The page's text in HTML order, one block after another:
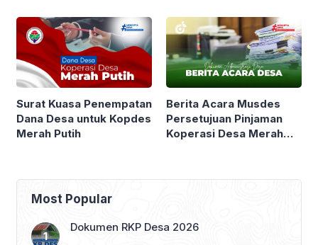
Surat Kuasa Penempatan
Dana Desa untuk Kopdes
Merah Putih
Berita Acara Musdes
Persetujuan Pinjaman
Koperasi Desa Merah
Most Popular
Dokumen RKP Desa 2026